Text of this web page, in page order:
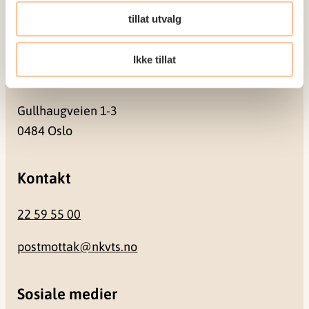
tillat utvalg
Ikke tillat
Pb. 181 Nydalen
Besøksadresse
Gullhaugveien 1-3
0484 Oslo
Kontakt
22 59 55 00
postmottak@nkvts.no
Sosiale medier